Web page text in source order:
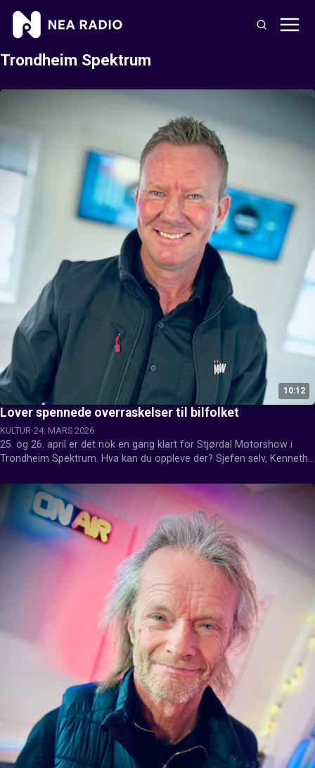
Trondheim Spektrum
10:12
Lover spennede overraskelser til bilfolket
KULTUR 24. MARS 2026
25. og 26. april er det nok en gang klart for Stjørdal Motorshow i
Trondheim Spektrum. Hva kan du oppleve der? Sjefen selv, Kenneth